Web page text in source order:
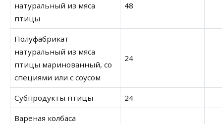
натуральный из мяса
птицы
48
Полуфабрикат
натуральный из мяса
птицы маринованный, со
специями или с соусом
24
Субпродукты птицы 24
Вареная колбаса